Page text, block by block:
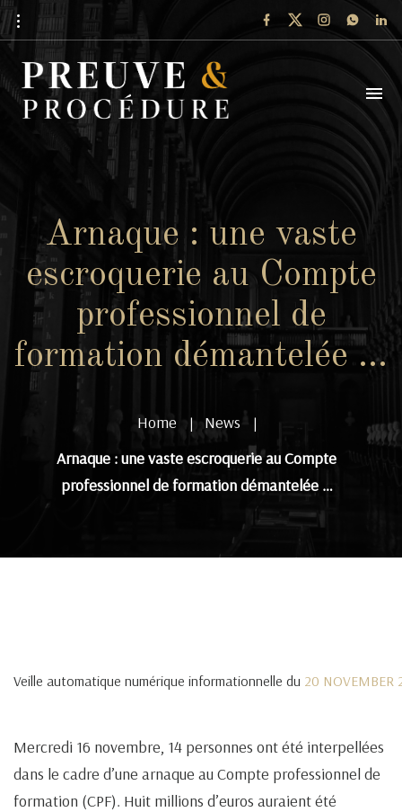
Arnaque : une vaste
escroquerie au Compte
professionnel de
formation démantelée …
Home |News |
Arnaque : une vaste escroquerie au Compte
professionnel de formation démantelée …
Veille automatique numérique informationnelle du 20 NOVEMBER
Mercredi 16 novembre, 14 personnes ont été interpellées
dans le cadre d’une arnaque au Compte professionnel de
formation (CPF). Huit millions d’euros auraient été